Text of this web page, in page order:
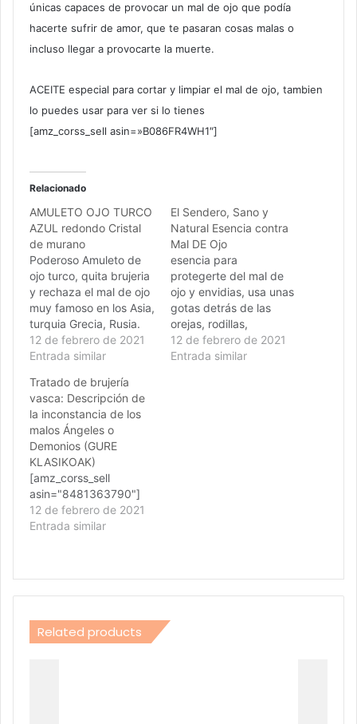
únicas capaces de provocar un mal de ojo que podía
hacerte sufrir de amor, que te pasaran cosas malas o
incluso llegar a provocarte la muerte.
ACEITE especial para cortar y limpiar el mal de ojo, tambien
lo puedes usar para ver si lo tienes
[amz_corss_sell asin=»B086FR4WH1″]
Relacionado
AMULETO OJO TURCO
AZUL redondo Cristal
de murano
Poderoso Amuleto de
ojo turco, quita brujeria
y rechaza el mal de ojo
muy famoso en los Asia,
turquia Grecia, Rusia.
12 de febrero de 2021
Entrada similar
El Sendero, Sano y
Natural Esencia contra
Mal DE Ojo
esencia para
protegerte del mal de
ojo y envidias, usa unas
gotas detrás de las
orejas, rodillas,
muñecas, notaras la
diferencia.
12 de febrero de 2021
Entrada similar
Tratado de brujería
vasca: Descripción de
la inconstancia de los
malos Ángeles o
Demonios (GURE
KLASIKOAK)
[amz_corss_sell
asin="8481363790"]
12 de febrero de 2021
Entrada similar
Related products